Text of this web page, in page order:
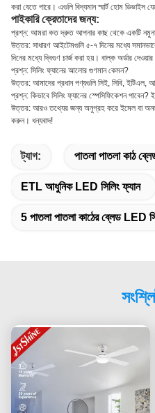
করা যেতে পারে। এগুলি বিদ্যমান স্মার্ট হোম ডিভাইস
পাইকারি ক্রেতাদের জন্য:
প্রশ্ন: আমরা কত দ্রুত আপনার কাছ থেকে একটি নমুনা
উত্তর: সাধারণ আইটেমগুলি ৫-৭ দিনের মধ্যে
দিনের মধ্যে দ্বিগুণ চার্জ করা হয়। বাল্ক অর্ডার
প্রশ্ন: সিলিং ফ্যানের আলোর গুণমান কেমন?
উত্তর: আমাদের প্রধান পণ্যগুলি সিই, সিবি, ইটিএল,
প্রশ্ন: কিভাবে সিলিং ফ্যানের স্পেসিফিকেশন
উত্তর: আরও তথ্যের জন্য অনুগ্রহ করে ইমেল বা
করুন। ধন্যবাদ!
ট্যাগ: পাতলা পাতলা কাঠ
ETL আধুনিক LED সিলিং ফ্যান
5 পাতলা পাতলা কাঠের ব্লেড LED